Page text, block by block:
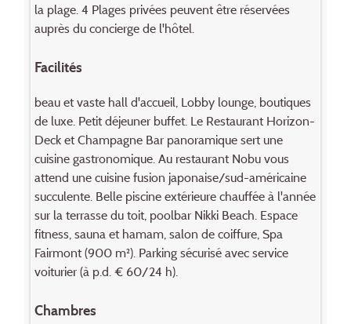
la plage. 4 Plages privées peuvent être réservées
auprès du concierge de l'hôtel.
Facilités
beau et vaste hall d'accueil, Lobby lounge, boutiques
de luxe. Petit déjeuner buffet. Le Restaurant Horizon-
Deck et Champagne Bar panoramique sert une
cuisine gastronomique. Au restaurant Nobu vous
attend une cuisine fusion japonaise/sud-américaine
succulente. Belle piscine extérieure chauffée à l'année
sur la terrasse du toit, poolbar Nikki Beach. Espace
fitness, sauna et hamam, salon de coiffure, Spa
Fairmont (900 m²). Parking sécurisé avec service
voiturier (à p.d. € 60/24 h).
Chambres